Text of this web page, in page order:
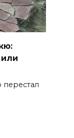
или
перестал